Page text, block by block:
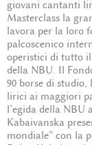
giovani cantanti
Masterclass la
lavora per la loro
palcoscenico
operistici di tutto
della NBU. Il
90 borse di
lirici ai maggiori
l’egida della NBU
Kabaivanska
mondiale” con la